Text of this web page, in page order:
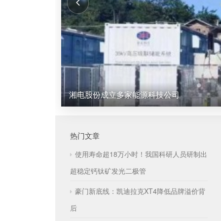
湘电股份成立多家能源科技公司
热门文章
使用寿命超18万小时！我国科研人员研制出
超稳定钙钛矿发光二极管
豪门新底线：凯迪拉克XT4降低品牌溢价背
后